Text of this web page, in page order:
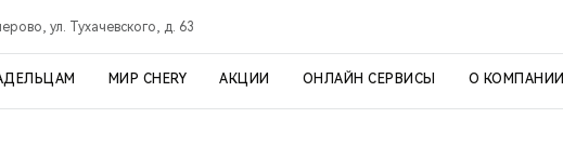
ул. Тухачевского, д. 63
МИР CHERY АКЦИИ ОНЛАЙН СЕРВИСЫ О КОМПАНИИ